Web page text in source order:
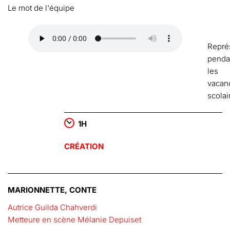
Le mot de l'équipe
les
1H
CRÉATION
MARIONNETTE, CONTE
Autrice Guilda Chahverdi
Metteure en scène Mélanie Depuiset